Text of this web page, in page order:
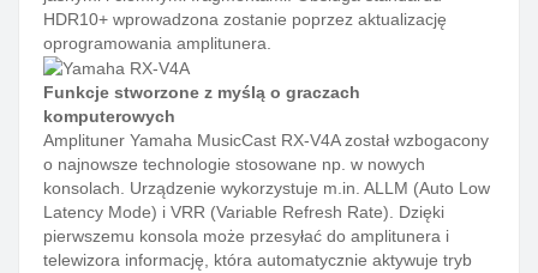
HDR10+ wprowadzona zostanie poprzez aktualizację
oprogramowania amplitunera.
Funkcje stworzone z myślą o graczach
komputerowych
Amplituner Yamaha MusicCast RX-V4A został wzbogacony
o najnowsze technologie stosowane np. w nowych
konsolach. Urządzenie wykorzystuje m.in. ALLM (Auto Low
Latency Mode) i VRR (Variable Refresh Rate). Dzięki
pierwszemu konsola może przesyłać do amplitunera i
telewizora informację, która automatycznie aktywuje tryb